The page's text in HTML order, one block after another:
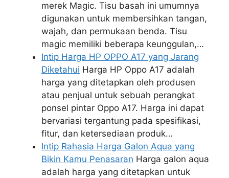
merek Magic. Tisu basah ini umumnya
digunakan untuk membersihkan tangan,
wajah, dan permukaan benda. Tisu
magic memiliki beberapa keunggulan,…
Intip Harga HP OPPO A17 yang Jarang
Diketahui Harga HP Oppo A17 adalah
harga yang ditetapkan oleh produsen
atau penjual untuk sebuah perangkat
ponsel pintar Oppo A17. Harga ini dapat
bervariasi tergantung pada spesifikasi,
fitur, dan ketersediaan produk…
Intip Rahasia Harga Galon Aqua yang
Bikin Kamu Penasaran Harga galon aqua
adalah harga yang ditetapkan untuk